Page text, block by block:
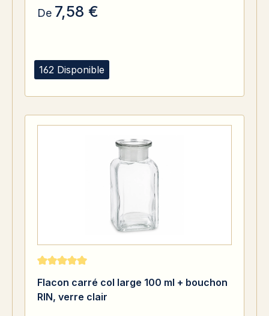
162 Disponible
De 7,58 €
Note moyenne de 5 sur 5 étoiles
Flacon carré col large 100 ml + bouchon
RIN, verre clair